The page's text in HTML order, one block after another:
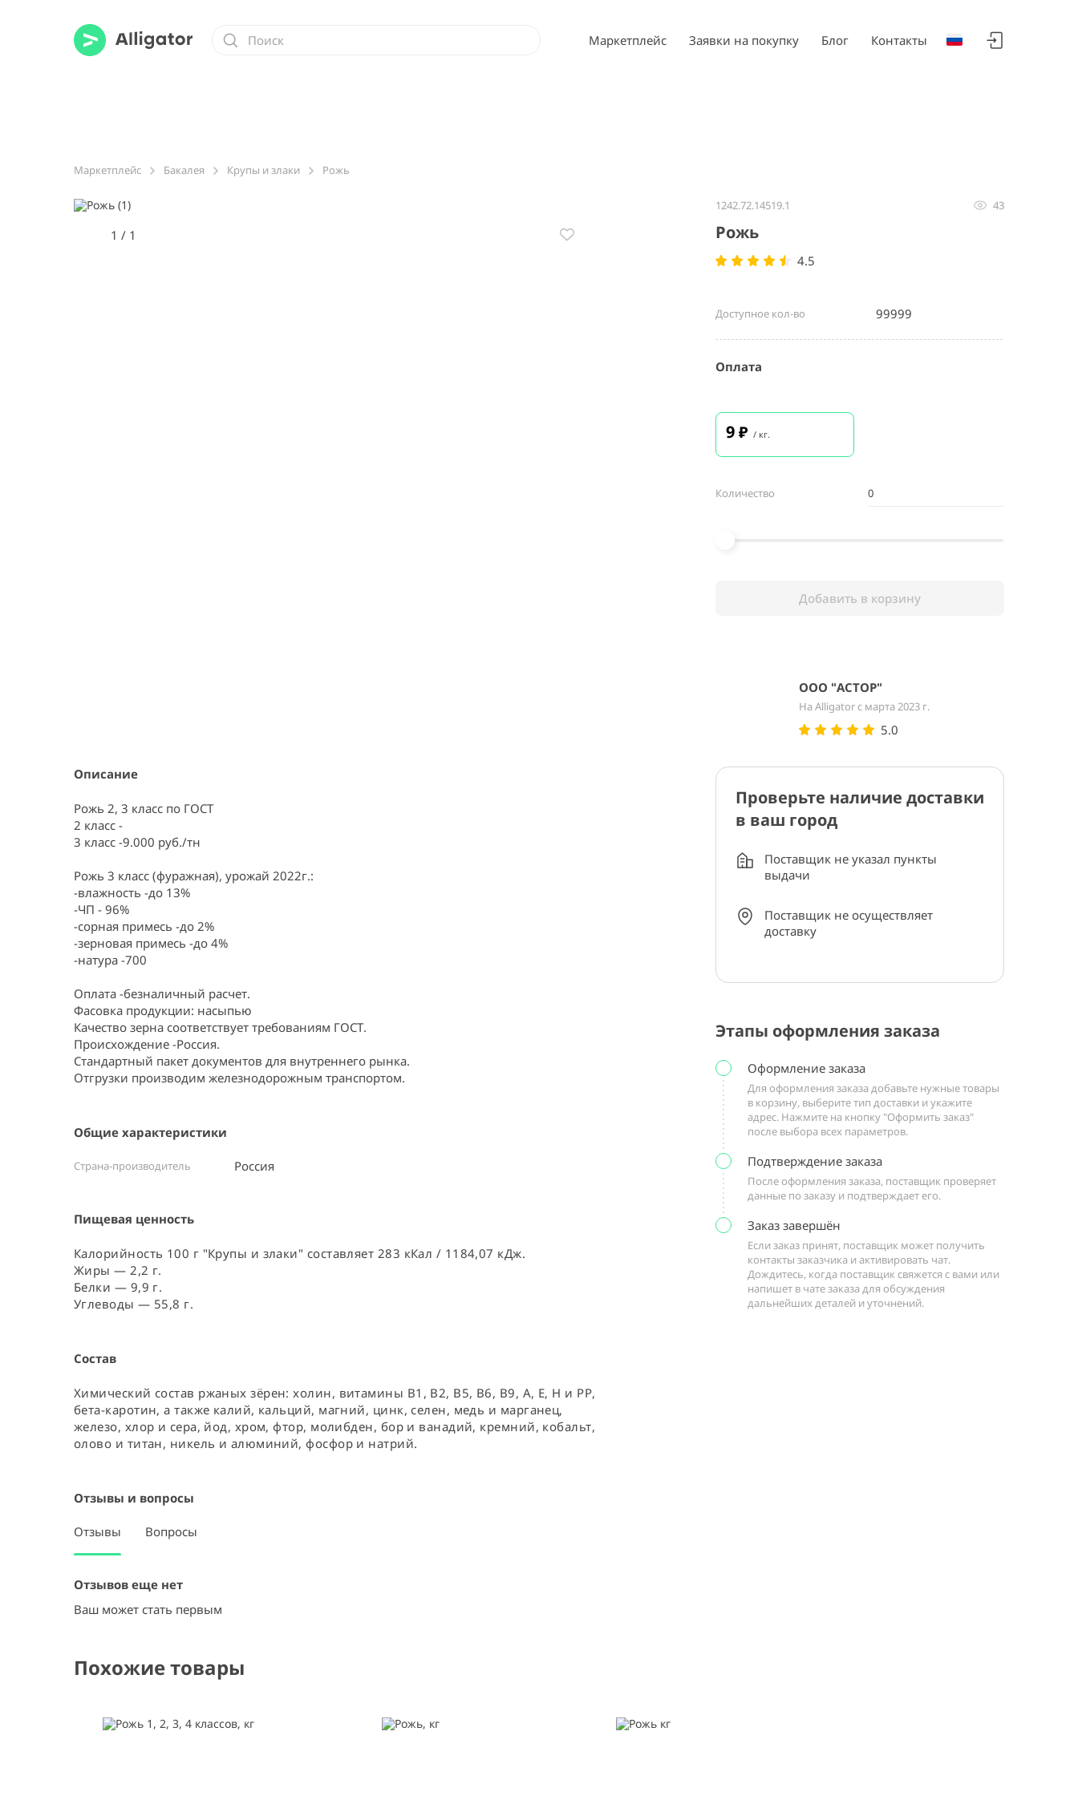
Маркетплейс Заявки на покупку Блог Контакты
Маркетплейс Бакалея Крупы и злаки Рожь
1 / 1
1
Описание
Рожь 2, 3 класс по ГОСТ
2 класс -
3 класс -9.000 руб./тн
Рожь 3 класс (фуражная), урожай 2022г.:
-влажность -до 13%
-ЧП - 96%
-сорная примесь -до 2%
-зерновая примесь -до 4%
-натура -700
Оплата -безналичный расчет.
Фасовка продукции: насыпью
Качество зерна соответствует требованиям ГОСТ.
Происхождение -Россия.
Стандартный пакет документов для внутреннего рынка.
Отгрузки производим железнодорожным транспортом.
Общие характеристики
Страна-производитель Россия ⠀
Пищевая ценность
Калорийность 100 г "Крупы и злаки" составляет 283 кКал / 1184,07 кДж.
Жиры — 2,2 г.
Белки — 9,9 г.
Углеводы — 55,8 г.
Состав
Химический состав ржаных зёрен: холин, витамины В1, В2, В5, В6, В9, А, Е, Н и РР,
бета-каротин, а также калий, кальций, магний, цинк, селен, медь и марганец,
железо, хлор и сера, йод, хром, фтор, молибден, бор и ванадий, кремний, кобальт,
олово и титан, никель и алюминий, фосфор и натрий.
Отзывы и вопросы
Отзывы Вопросы
Отзывов еще нет
Ваш может стать первым
1242.72.14519.1 43
Рожь
4.5
Доступное кол-во 99999
Оплата
9₽ / кг.
Количество
Добавить в корзину
ООО "АСТОР"
На Alligator с марта 2023 г.
5.0
Проверьте наличие доставки
в ваш город
Поставщик не указал пункты
выдачи
Поставщик не осуществляет
доставку
Этапы оформления заказа
Оформление заказа
Для оформления заказа добавьте нужные товары
в корзину, выберите тип доставки и укажите
адрес. Нажмите на кнопку "Оформить заказ"
после выбора всех параметров.
Подтверждение заказа
После оформления заказа, поставщик проверяет
данные по заказу и подтверждает его.
Заказ завершён
Если заказ принят, поставщик может получить
контакты заказчика и активировать чат.
Дождитесь, когда поставщик свяжется с вами или
напишет в чате заказа для обсуждения
дальнейших деталей и уточнений.
Похожие товары